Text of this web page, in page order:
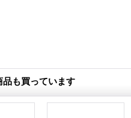
も買っています